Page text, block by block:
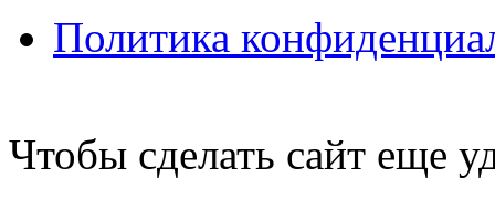
Политика
Чтобы сделать сайт еще